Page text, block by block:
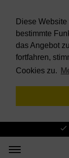
Diese
bestimmte
das Angebot
fortfahren,
Cookies zu.